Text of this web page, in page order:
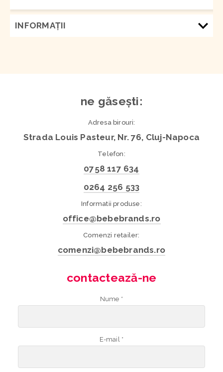
INFORMAŢII
ne găsești:
Adresa birouri:
Strada Louis Pasteur, Nr. 76, Cluj-Napoca
Telefon:
0758 117 634
0264 256 533
Informatii produse:
office@bebebrands.ro
Comenzi retailer:
comenzi@bebebrands.ro
contactează-ne
Nume *
E-mail *